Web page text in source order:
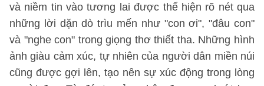
và niềm tin vào tương lai được thể hiện rõ nét qua
những lời dặn dò trìu mến như "con ơi", "đâu con"
và "nghe con" trong giọng thơ thiết tha. Những hình
ảnh giàu cảm xúc, tự nhiên của người dân miền núi
cũng được gợi lên, tạo nên sự xúc động trong lòng